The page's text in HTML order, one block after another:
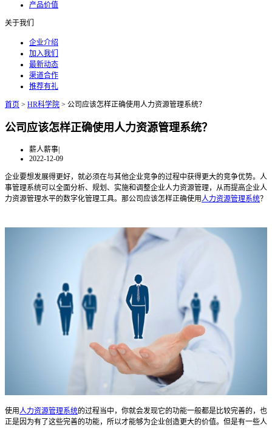
产品价值
关于我们
企业介绍
加入我们
最新动态
渠道合作
推荐有礼
首页 > HR科学院 > 公司应该怎样正确使用人力资源管理系统？
公司应该怎样正确使用人力资源管理系统？
薪人薪事|
2022-12-09
企业要想发展得更好，就必须在与其他企业竞争的过程中获得更大的竞争优势。人
事管理系统可以全面分析、规划、实施和调整企业人力资源管理，从而提高企业人
力资源管理水平的数字化管理工具。 那公司应该怎样正确使用人力资源管理系统？
使用人力资源管理系统的过程当中，你就会发现它的功能一般都是比较完善的，也
正是因为有了这些完善的功能，所以才能够为企业创造更大的价值。但是有一些人